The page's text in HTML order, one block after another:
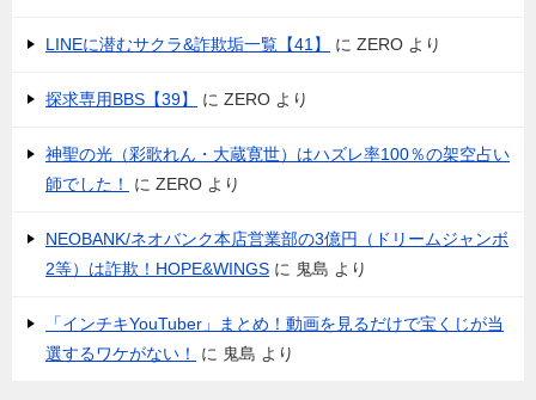
LINEに潜むサクラ&詐欺垢一覧【41】 に ZERO より
探求専用BBS【39】 に ZERO より
神聖の光（彩歌れん・大蔵寛世）はハズレ率100％の架空占い
師でした！
に ZERO より
NEOBANK/ネオバンク本店営業部の3億円（ドリームジャンボ
2等）は詐欺！HOPE&WINGS に 鬼島 より
「インチキYouTuber」まとめ！動画を見るだけで宝くじが当
選するワケがない！
に 鬼島 より